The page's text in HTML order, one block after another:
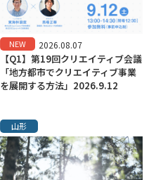
NEW 2026.08.07
【Q1】第19回クリエイティブ会議
「地方都市でクリエイティブ事業
を展開する方法」2026.9.12
山形